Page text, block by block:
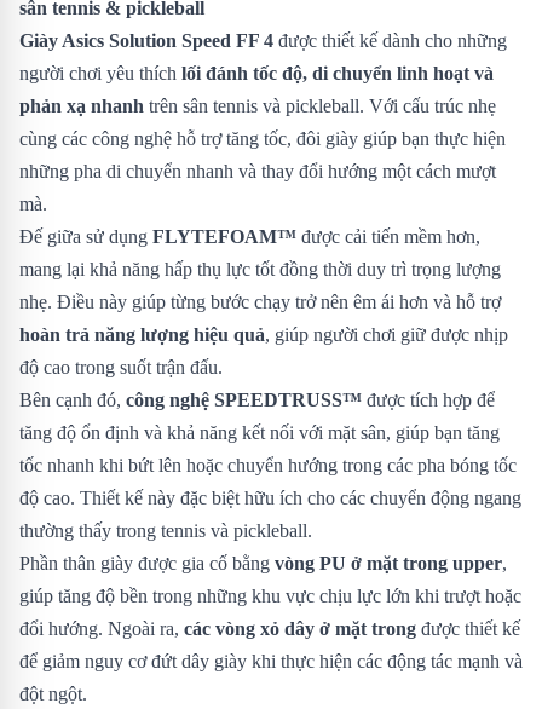
sân tennis & pickleball
Giày Asics Solution Speed FF 4 được thiết kế dành cho những
người chơi yêu thích lối đánh tốc độ, di chuyển linh hoạt và
phản xạ nhanh trên sân tennis và pickleball. Với cấu trúc nhẹ
cùng các công nghệ hỗ trợ tăng tốc, đôi giày giúp bạn thực hiện
những pha di chuyển nhanh và thay đổi hướng một cách mượt
mà.
Đế giữa sử dụng FLYTEFOAM™ được cải tiến mềm hơn,
mang lại khả năng hấp thụ lực tốt đồng thời duy trì trọng lượng
nhẹ. Điều này giúp từng bước chạy trở nên êm ái hơn và hỗ trợ
hoàn trả năng lượng hiệu quả, giúp người chơi giữ được nhịp
độ cao trong suốt trận đấu.
Bên cạnh đó, công nghệ SPEEDTRUSS™ được tích hợp để
tăng độ ổn định và khả năng kết nối với mặt sân, giúp bạn tăng
tốc nhanh khi bứt lên hoặc chuyển hướng trong các pha bóng tốc
độ cao. Thiết kế này đặc biệt hữu ích cho các chuyển động ngang
thường thấy trong tennis và pickleball.
Phần thân giày được gia cố bằng vòng PU ở mặt trong upper,
giúp tăng độ bền trong những khu vực chịu lực lớn khi trượt hoặc
đổi hướng. Ngoài ra, các vòng xỏ dây ở mặt trong được thiết kế
để giảm nguy cơ đứt dây giày khi thực hiện các động tác mạnh và
đột ngột.